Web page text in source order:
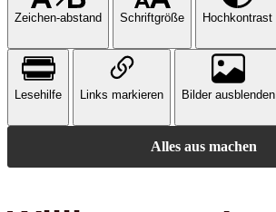
Zeichen-abstand Schriftgröße Hochkontrast
Lesehilfe Links markieren Bilder ausblenden
Alles aus machen